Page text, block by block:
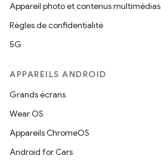
Appareil photo et contenus multimédias
Règles de confidentialité
5G
APPAREILS ANDROID
Grands écrans
Wear OS
Appareils ChromeOS
Android for Cars